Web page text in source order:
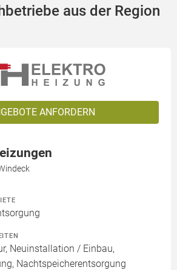
aus der Region
ANFORDERN
Neuinstallation / Einbau,
Nachtspeicherentsorgung